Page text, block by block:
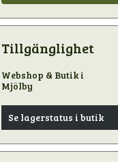
Tillgänglighet
Webshop & Butik i
Mjölby
Se lagerstatus i butik